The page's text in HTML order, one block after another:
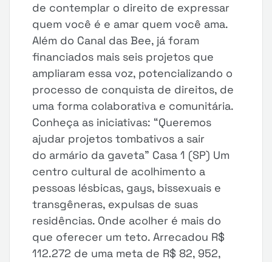
de contemplar o direito de expressar
quem você é e amar quem você ama.
Além do Canal das Bee, já foram
financiados mais seis projetos que
ampliaram essa voz, potencializando o
processo de conquista de direitos, de
uma forma colaborativa e comunitária.
Conheça as iniciativas: “Queremos
ajudar projetos tombativos a sair
do armário da gaveta” Casa 1 (SP) Um
centro cultural de acolhimento a
pessoas lésbicas, gays, bissexuais e
transgêneras, expulsas de suas
residências. Onde acolher é mais do
que oferecer um teto. Arrecadou R$
112.272 de uma meta de R$ 82, 952,